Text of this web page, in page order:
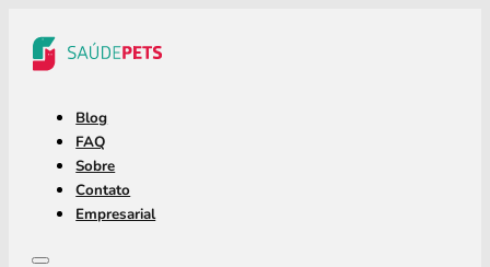
Blog
FAQ
Sobre
Contato
Empresarial